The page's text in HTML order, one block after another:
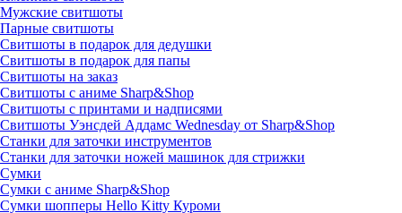
Мужские свитшоты
Парные свитшоты
Свитшоты в подарок для дедушки
Свитшоты в подарок для папы
Свитшоты на заказ
Свитшоты с аниме Sharp&Shop
Свитшоты с принтами и надписями
Свитшоты Уэнсдей Аддамс Wednesday от Sharp&Shop
Станки для заточки инструментов
Станки для заточки ножей машинок для стрижки
Сумки
Сумки с аниме Sharp&Shop
Сумки шопперы Hello Kitty Куроми